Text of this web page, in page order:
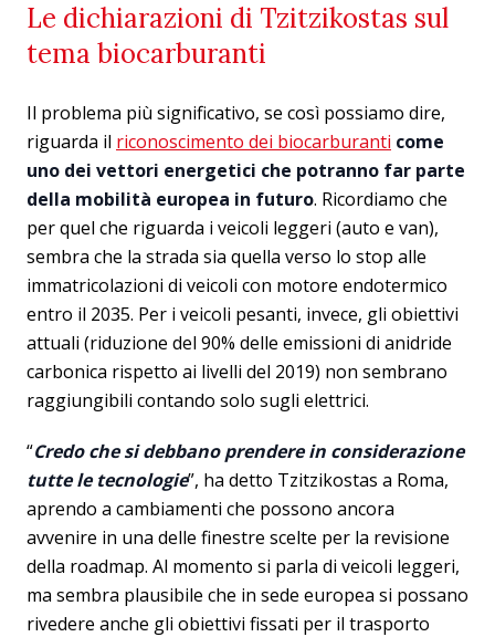
Le dichiarazioni di Tzitzikostas sul
tema biocarburanti
Il problema più significativo, se così possiamo dire,
riguarda il riconoscimento dei biocarburanti come
uno dei vettori energetici che potranno far parte
della mobilità europea in futuro. Ricordiamo che
per quel che riguarda i veicoli leggeri (auto e van),
sembra che la strada sia quella verso lo stop alle
immatricolazioni di veicoli con motore endotermico
entro il 2035. Per i veicoli pesanti, invece, gli obiettivi
attuali (riduzione del 90% delle emissioni di anidride
carbonica rispetto ai livelli del 2019) non sembrano
raggiungibili contando solo sugli elettrici.
“Credo che si debbano prendere in considerazione
tutte le tecnologie”, ha detto Tzitzikostas a Roma,
aprendo a cambiamenti che possono ancora
avvenire in una delle finestre scelte per la revisione
della roadmap. Al momento si parla di veicoli leggeri,
ma sembra plausibile che in sede europea si possano
rivedere anche gli obiettivi fissati per il trasporto